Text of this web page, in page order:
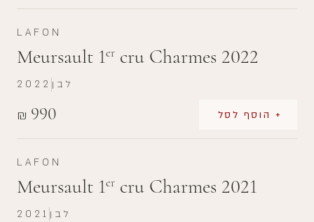
LAFON
Meursault 1er cru Charmes 2022
₪ 990 + הוסף לסל
2022 לבן
LAFON
Meursault 1er cru Charmes 2021
2021 לבן